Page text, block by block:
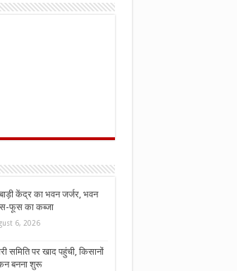
केंद्र का भवन जर्जर, भवन
फूस का कब्जा
6, 2026
समिति पर खाद पहुंची, किसानों
बनना शुरू